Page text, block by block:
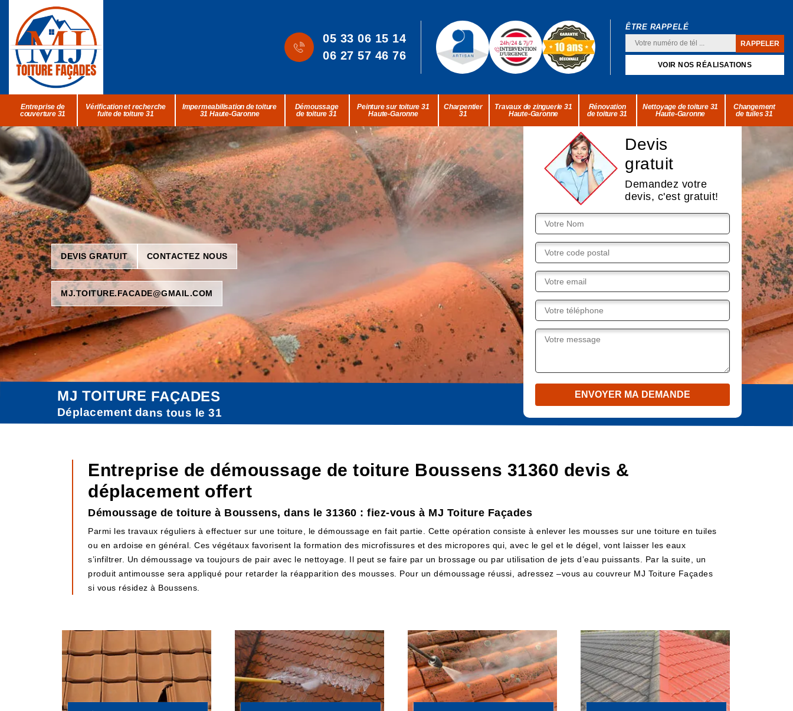
05 33 06 15 14
06 27 57 46 76
ÊTRE RAPPELÉ
VOIR NOS RÉALISATIONS
Entreprise de
couverture 31
Vérification et recherche
fuite de toiture 31
Impermeabilisation de toiture
31 Haute-Garonne
Démoussage
de toiture 31
Peinture sur toiture 31
Haute-Garonne
Charpentier
31
Travaux de zinguerie 31
Haute-Garonne
Rénovation
de toiture 31
Nettoyage de toiture 31
Haute-Garonne
Changement
de tuiles 31
DEVIS GRATUIT CONTACTEZ NOUS
MJ.TOITURE.FACADE@GMAIL.COM
Devis
gratuit
Demandez votre
devis, c'est gratuit!
MJ TOITURE FAÇADES
Déplacement dans tous le 31
Entreprise de démoussage de toiture Boussens 31360 devis &
déplacement offert
Démoussage de toiture à Boussens, dans le 31360 : fiez-vous à MJ Toiture Façades
Parmi les travaux réguliers à effectuer sur une toiture, le démoussage en fait partie. Cette opération consiste à enlever les mousses sur une toiture en tuiles
ou en ardoise en général. Ces végétaux favorisent la formation des microfissures et des micropores qui, avec le gel et le dégel, vont laisser les eaux
s’infiltrer. Un démoussage va toujours de pair avec le nettoyage. Il peut se faire par un brossage ou par utilisation de jets d’eau puissants. Par la suite, un
produit antimousse sera appliqué pour retarder la réapparition des mousses. Pour un démoussage réussi, adressez –vous au couvreur MJ Toiture Façades
si vous résidez à Boussens.